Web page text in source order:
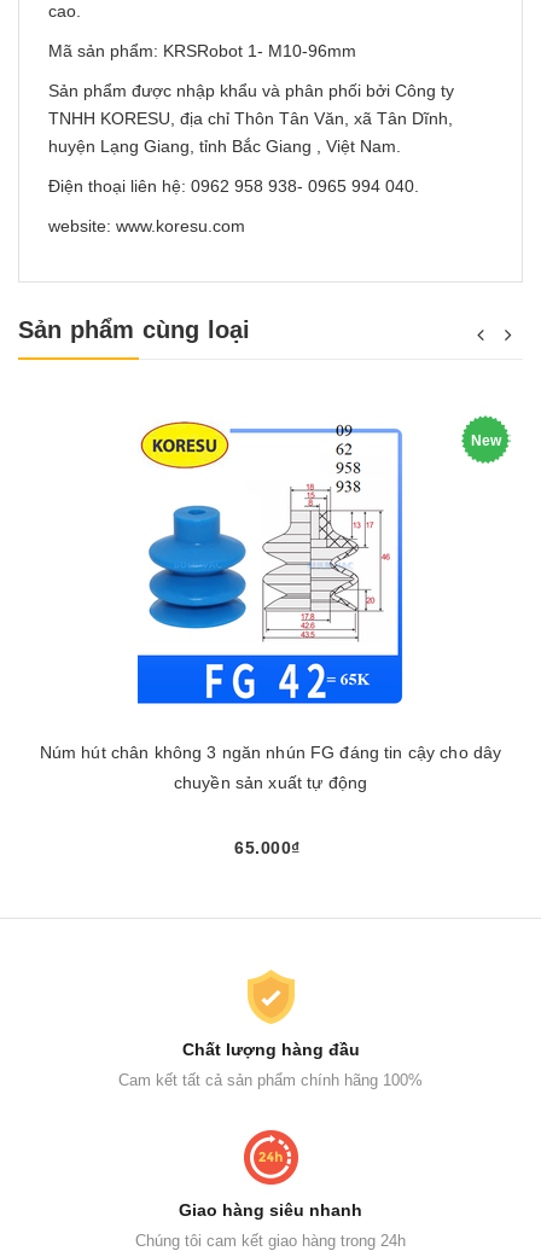
cao.
Mã sản phẩm: KRSRobot 1- M10-96mm
Sản phẩm được nhập khẩu và phân phối bởi Công ty
TNHH KORESU, địa chỉ Thôn Tân Văn, xã Tân Dĩnh,
huyện Lạng Giang, tỉnh Bắc Giang , Việt Nam.
Điện thoại liên hệ: 0962 958 938- 0965 994 040.
website: www.koresu.com
Sản phẩm cùng loại
New
Núm hút chân không 3 ngăn nhún FG đáng tin cậy cho dây
chuyền sản xuất tự động
65.000₫
Chất lượng hàng đầu
Cam kết tất cả sản phẩm chính hãng 100%
Giao hàng siêu nhanh
Chúng tôi cam kết giao hàng trong 24h